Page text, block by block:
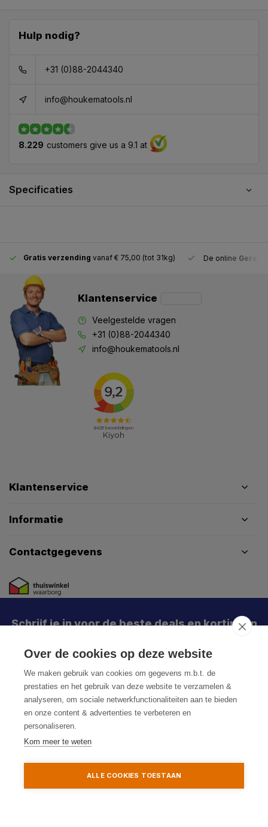
Hulp nodig?
+31 (0)88-2044340
info@houkematools.nl
8.229 customers give us a 9.1 at
Specificaties
Gratis verzending vanaf € 75,00 (tot 31kg) De online
Klantenservice
Veelgestelde vragen
+31 (0)88-2044340
info@houkematools.nl
Klantenservice
Informatie
Contactgegevens
Schrijf je in voor de beste deals en kortingen
Abonneer
Privacy Policy Algemene voorwaarden
© HoukemaTools
Over de cookies op deze website
We maken gebruik van cookies om gegevens m.b.t. de
prestaties en het gebruik van deze website te verzamelen &
analyseren, om sociale netwerkfunctionaliteiten aan te bieden
en onze content & advertenties te verbeteren en
personaliseren.
Kom meer te weten
ALLE COOKIES TOESTAAN
Meld je aan en mis geen enkele actie, aanbieding
of nieuwe deal meer. Én je krijgt direct €5 korting!
Aanmelden